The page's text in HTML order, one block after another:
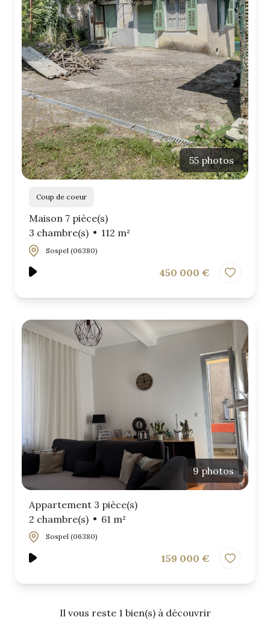
55 photos
Coup de coeur
Maison 7 pièce(s)
3 chambre(s)
112 m²
Sospel (06380)
450 000 €
9 photos
Appartement 3 pièce(s)
2 chambre(s)
61 m²
Sospel (06380)
159 000 €
Il vous reste 1 bien(s) à découvrir